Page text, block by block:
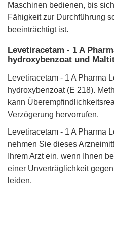
Maschinen bedienen, bis
Fähigkeit zur Durchführung
beeinträchtigt ist.
Levetiracetam - 1 A
hydroxybenzoat und
Levetiracetam - 1 A Pharma
hydroxybenzoat (E 218).
kann
Verzögerung hervorrufen.
Levetiracetam - 1 A Pharma
nehmen Sie dieses
Ihrem Arzt ein, wenn Ihnen
einer Unverträglichkeit
leiden.